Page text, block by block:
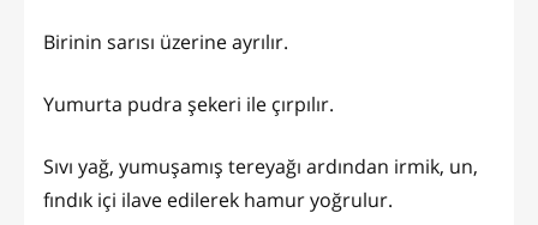
Birinin sarısı üzerine ayrılır.
Yumurta pudra şekeri ile çırpılır.
Sıvı yağ, yumuşamış tereyağı ardından irmik, un,
fındık içi ilave edilerek hamur yoğrulur.